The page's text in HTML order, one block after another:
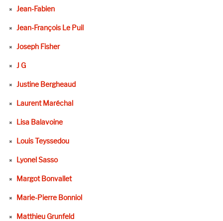
Jean-Fabien
Jean-François Le Puil
Joseph Fisher
J G
Justine Bergheaud
Laurent Maréchal
Lisa Balavoine
Louis Teyssedou
Lyonel Sasso
Margot Bonvallet
Marie-Pierre Bonniol
Matthieu Grunfeld